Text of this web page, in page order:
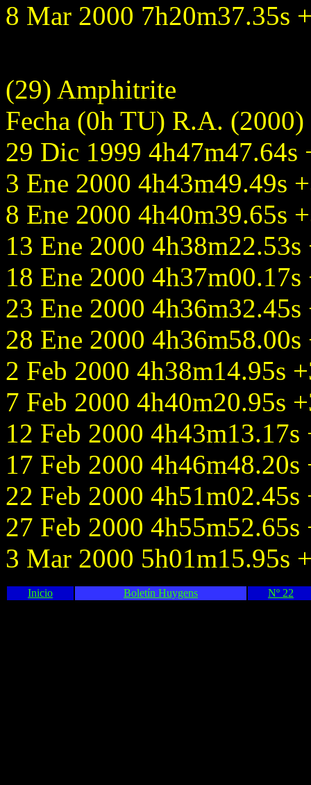
8 Mar 2000 7h20m37.35s
(29) Amphitrite
Fecha (0h TU) R.A.
29 Dic 1999 4h47m47.64s
3 Ene 2000 4h43m49.49s
8 Ene 2000 4h40m39.65s
13 Ene 2000 4h38m22.53s
18 Ene 2000 4h37m00.17s
23 Ene 2000 4h36m32.45s
28 Ene 2000 4h36m58.00s
2 Feb 2000 4h38m14.95s
7 Feb 2000 4h40m20.95s
12 Feb 2000 4h43m13.17s
17 Feb 2000 4h46m48.20s
22 Feb 2000 4h51m02.45s
27 Feb 2000 4h55m52.65s
3 Mar 2000 5h01m15.95s
Inicio Boletín Huygens Nº 22